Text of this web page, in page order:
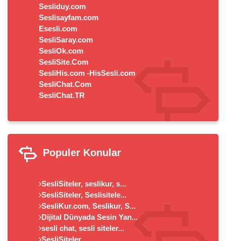
Sesliduy.com
Seslisayfam.com
Esesli.com
SesliSaray.com
SesliOk.com
SesliSite.Com
SesliHis.com -HisSesli.com
SesliChat.Com
SesliChat.TR
Populer Konular
SesliSiteler, seslikur, s...
SesliSiteler, Seslisitele...
SesliKur.com, Seslikur, S...
Dijital Dünyada Sesin Yan...
sesli chat, sesli siteler...
SesliSiteler